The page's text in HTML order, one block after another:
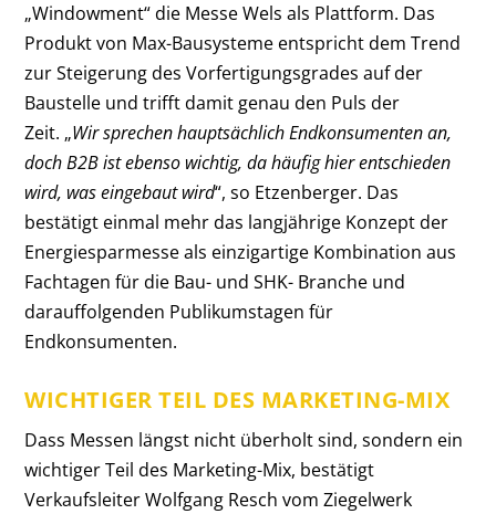
„Windowment“ die Messe Wels als Plattform. Das
Produkt von Max-Bausysteme entspricht dem Trend
zur Steigerung des Vorfertigungsgrades auf der
Baustelle und trifft damit genau den Puls der
Zeit. „Wir sprechen hauptsächlich Endkonsumenten an,
doch B2B ist ebenso wichtig, da häufig hier entschieden
wird, was eingebaut wird“, so Etzenberger. Das
bestätigt einmal mehr das langjährige Konzept der
Energiesparmesse als einzigartige Kombination aus
Fachtagen für die Bau- und SHK- Branche und
darauffolgenden Publikumstagen für
Endkonsumenten.
WICHTIGER TEIL DES MARKETING-MIX
Dass Messen längst nicht überholt sind, sondern ein
wichtiger Teil des Marketing-Mix, bestätigt
Verkaufsleiter Wolfgang Resch vom Ziegelwerk